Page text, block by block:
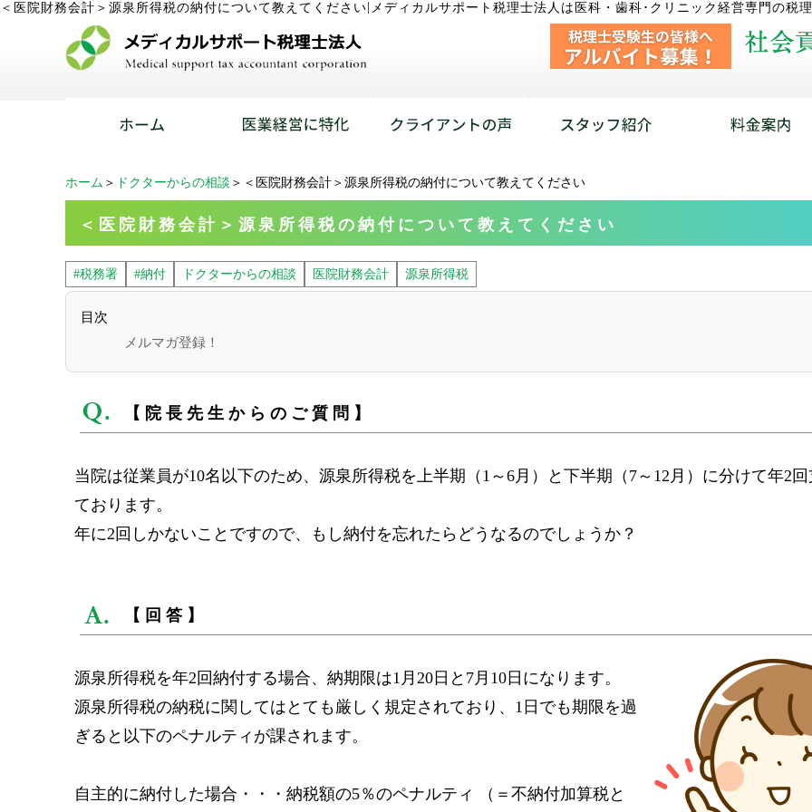
＜医院財務会計＞源泉所得税の納付について教えてください メディカルサポート税理士法人は医科・歯科･クリニック経営専門の税
ホーム ＞ ドクターからの相談 ＞＜医院財務会計＞源泉所得税の納付について教えてください
＜医院財務会計＞源泉所得税の納付について教えてください
#税務署 #納付 ドクターからの相談 医院財務会計 源泉所得税
目次
メルマガ登録！
【院長先生からのご質問】
当院は従業員が10名以下のため、源泉所得税を上半期（1～6月）と下半期（7～12月）に分けて年2
ております。
年に2回しかないことですので、もし納付を忘れたらどうなるのでしょうか？
【回答】
源泉所得税を年2回納付する場合、納期限は1月20日と7月10日になります。
源泉所得税の納税に関してはとても厳しく規定されており、1日でも期限を過
ぎると以下のペナルティが課されます。
自主的に納付した場合・・・納税額の5％のペナルティ （＝不納付加算税と